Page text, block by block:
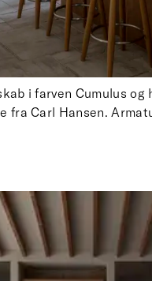
i farven Cumulus og
fra Carl Hansen.